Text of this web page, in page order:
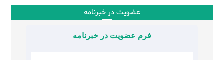
عضویت در خبرنامه
فرم عضویت در خبرنامه